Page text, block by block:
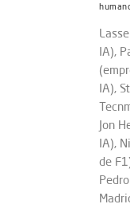
IA),
IA),
Jon
IA),
de